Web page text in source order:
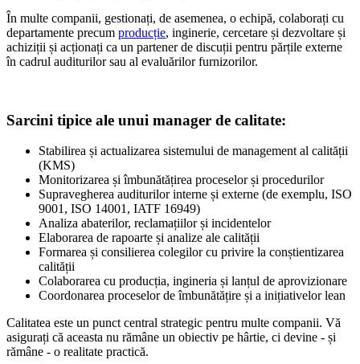
În multe companii, gestionați, de asemenea, o echipă, colaborați cu
departamente precum producție, inginerie, cercetare și dezvoltare și
achiziții și acționați ca un partener de discuții pentru părțile externe
în cadrul auditurilor sau al evaluărilor furnizorilor.
Sarcini tipice ale unui manager de calitate:
Stabilirea și actualizarea sistemului de management al calității
(KMS)
Monitorizarea și îmbunătățirea proceselor și procedurilor
Supravegherea auditurilor interne și externe (de exemplu, ISO
9001, ISO 14001, IATF 16949)
Analiza abaterilor, reclamațiilor și incidentelor
Elaborarea de rapoarte și analize ale calității
Formarea și consilierea colegilor cu privire la conștientizarea
calității
Colaborarea cu producția, ingineria și lanțul de aprovizionare
Coordonarea proceselor de îmbunătățire și a inițiativelor lean
Calitatea este un punct central strategic pentru multe companii. Vă
asigurați că aceasta nu rămâne un obiectiv pe hârtie, ci devine - și
rămâne - o realitate practică.